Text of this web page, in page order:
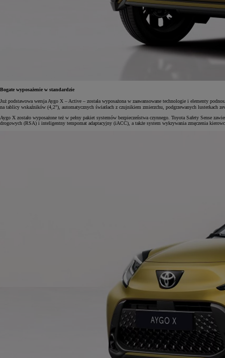
Bogate wyposażenie w standardzie
Już podstawowa wersja Aygo X – Active – została wyposażona w zaawansowane technologie i elementy
na tablicy wskaźników (4,2"), automatycznych światłach z czujnikiem zmierzchu, podgrzewanych lusterkach
Aygo X zostało wyposażone też w pełny pakiet systemów bezpieczeństwa czynnego. Toyota Safety Sense
drogowych (RSA) i inteligentny tempomat adaptacyjny (iACC), a także system wykrywania zmęczenia